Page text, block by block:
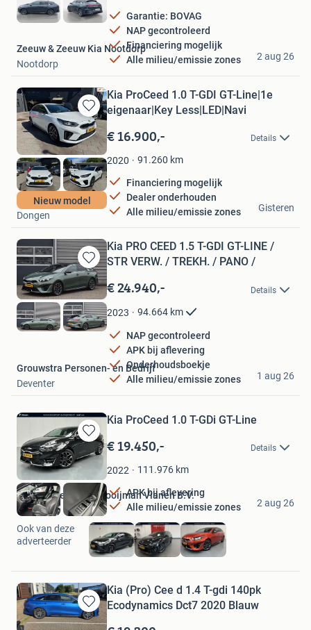
Garantie: BOVAG
NAP gecontroleerd
Financiering mogelijk
Alle milieu/emissie zones
Zeeuw & Zeeuw Kia Nootdorp
Nootdorp
2 aug 26
Bewaren
in
Mijn
Favorieten
Nieuw model
Kia ProCeed 1.0 T-GDI GT-Line|1e
eigenaar|Key Less|LED|Navi
€ 16.900,- Details
2020 91.260 km
Financiering mogelijk
Dealer onderhouden
Alle milieu/emissie zones
Autohuys Dongen
Dongen
Gisteren
Bewaren
in
Mijn
Favorieten
Kia PRO CEED 1.5 T-GDI GT-LINE /
STR VERW. / TREKH. / PANO /
€ 24.940,- Details
2023 94.664 km
NAP gecontroleerd
APK bij aflevering
Onderhoudsboekje
Alle milieu/emissie zones
Grouwstra Personen- en Bedrijf
Deventer
1 aug 26
Bewaren
in
Mijn
Favorieten
Kia ProCeed 1.0 T-GDi GT-Line
€ 19.450,- Details
2022 111.976 km
APK bij aflevering
Alle milieu/emissie zones
Automobielbedrijf Kooijman Vianen B.V.
Vianen
2 aug 26
Ook van deze
adverteerder
Bewaren
in
Kia (Pro) Cee d 1.4 T-gdi 140pk
Ecodynamics Dct7 2020 Blauw